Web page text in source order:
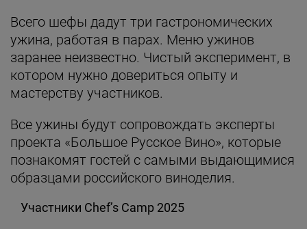
Всего шефы дадут три гастрономических
ужина, работая в парах. Меню ужинов
заранее неизвестно. Чистый эксперимент, в
котором нужно довериться опыту и
мастерству участников.
Все ужины будут сопровождать эксперты
проекта «Большое Русское Вино», которые
познакомят гостей с самыми выдающимися
образцами российского виноделия.
Участники Chef’s Camp 2025